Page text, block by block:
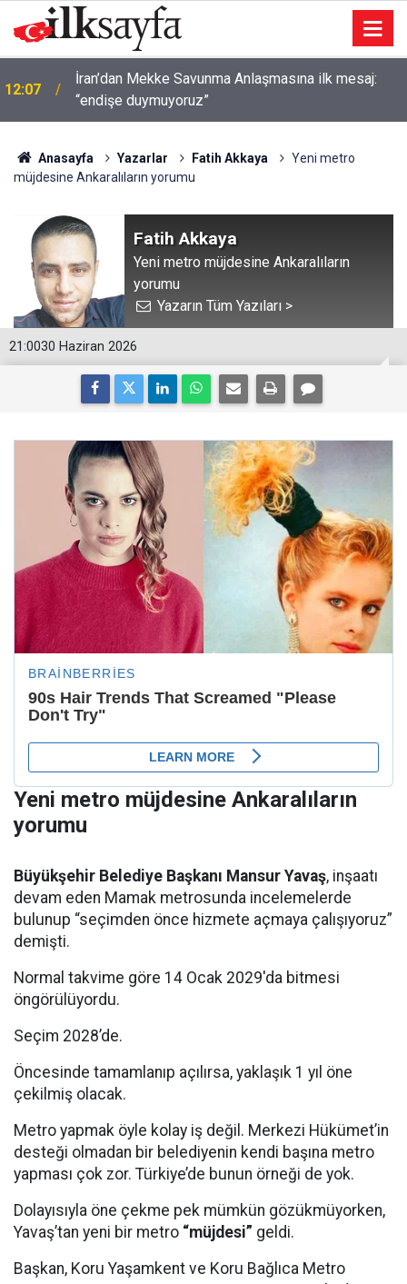
12:07
İran’dan Mekke Savunma Anlaşmasına ilk mesaj:
“endişe duymuyoruz”
Anasayfa Yazarlar Fatih Akkaya
Yeni metro
müjdesine Ankaralıların yorumu
Fatih Akkaya
Yeni metro müjdesine Ankaralıların
yorumu
Yazarın Tüm Yazıları >
21:0030 Haziran 2026
Yeni metro müjdesine Ankaralıların
yorumu
Büyükşehir Belediye Başkanı Mansur Yavaş, inşaatı
devam eden Mamak metrosunda incelemelerde
bulunup “seçimden önce hizmete açmaya çalışıyoruz”
demişti.
Normal takvime göre 14 Ocak 2029'da bitmesi
öngörülüyordu.
Seçim 2028’de.
Öncesinde tamamlanıp açılırsa, yaklaşık 1 yıl öne
çekilmiş olacak.
Metro yapmak öyle kolay iş değil. Merkezi Hükümet’in
desteği olmadan bir belediyenin kendi başına metro
yapması çok zor. Türkiye’de bunun örneği de yok.
Dolayısıyla öne çekme pek mümkün gözükmüyorken,
Yavaş’tan yeni bir metro “müjdesi” geldi.
Başkan, Koru Yaşamkent ve Koru Bağlıca Metro